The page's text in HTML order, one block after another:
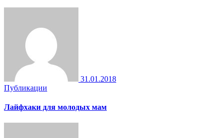
31.01.2018
Публикации
Лайфхаки для молодых мам